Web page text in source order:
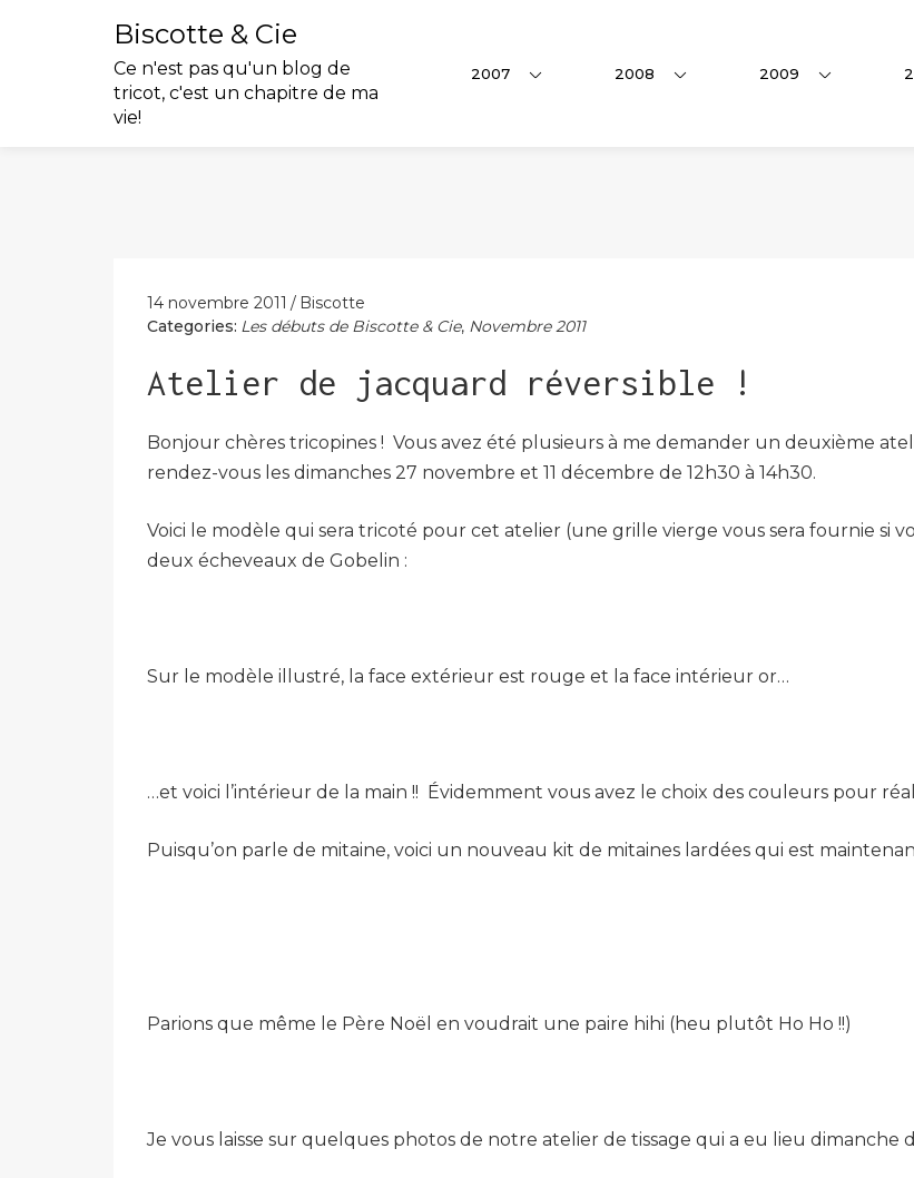
Biscotte & Cie
Ce n'est pas qu'un blog de
tricot, c'est un chapitre de ma
vie!
2007 2008 2009
14 novembre 2011
Biscotte
Categories: Les débuts de Biscotte & Cie, Novembre 2011
Atelier de jacquard réversible !
Bonjour chères tricopines ! Vous avez été plusieurs à me demander un deuxième
rendez-vous les dimanches 27 novembre et 11 décembre de 12h30 à 14h30.
Voici le modèle qui sera tricoté pour cet atelier (une grille vierge vous sera fournie si
deux écheveaux de Gobelin :
Sur le modèle illustré, la face extérieur est rouge et la face intérieur or…
…et voici l’intérieur de la main !! Évidemment vous avez le choix des couleurs pour
Puisqu’on parle de mitaine, voici un nouveau kit de mitaines lardées qui est
Parions que même le Père Noël en voudrait une paire hihi (heu plutôt Ho Ho !!)
Je vous laisse sur quelques photos de notre atelier de tissage qui a eu lieu dimanche